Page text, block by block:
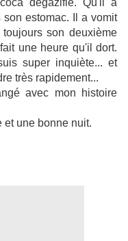
degazifié. Qu'il a
estomac. Il a vomit
son deuxième
une heure qu'il dort.
super inquiète... et
très rapidement...
avec mon histoire
et une bonne nuit.